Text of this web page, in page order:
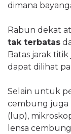
dimana
Rabun dekat
tak terbatas
Batas jarak
dapat dilihat
Selain untuk
cembung juga
(lup),
lensa